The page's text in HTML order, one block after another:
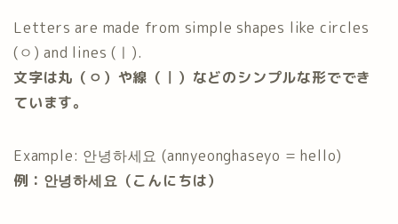
Letters are made from simple shapes like circles
(ㅇ) and lines (ㅣ).
文字は丸（ㅇ）や線（ㅣ）などのシンプルな形ででき
ています。
Example: 안녕하세요 (annyeonghaseyo = hello)
例：안녕하세요（こんにちは）